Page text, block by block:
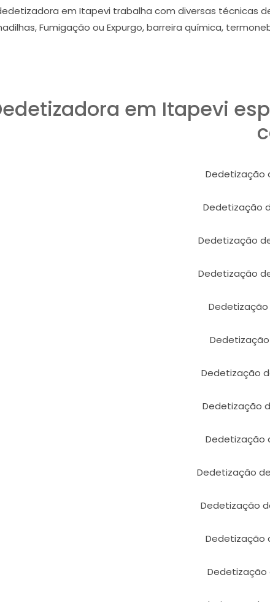
em Itapevi trabalha com diversas técnicas
Fumigação ou Expurgo, barreira química,
em Itapevi
Dedetização
Dedetização
Dedetização
Dedetização
Dedetização
Dedetização
Dedetização
Dedetização
Dedetização
Dedetização
Dedetização